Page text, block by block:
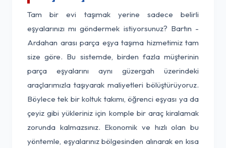
Tam bir evi taşımak yerine sadece belirli
eşyalarınızı mı göndermek istiyorsunuz? Bartın -
Ardahan arası parça eşya taşıma hizmetimiz tam
size göre. Bu sistemde, birden fazla müşterinin
parça eşyalarını aynı güzergah üzerindeki
araçlarımızla taşıyarak maliyetleri bölüştürüyoruz.
Böylece tek bir koltuk takımı, öğrenci eşyası ya da
çeyiz gibi yükleriniz için komple bir araç kiralamak
zorunda kalmazsınız. Ekonomik ve hızlı olan bu
yöntemle, eşyalarınız bölgesinden alınarak en kısa